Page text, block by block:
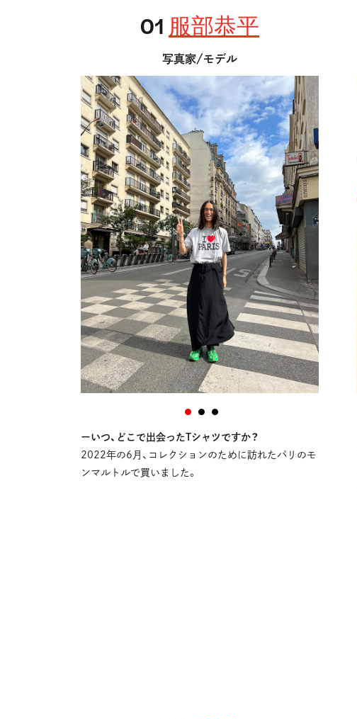
01 服部恭平
写真家/モデル
ーいつ、どこで出会ったTシャツですか？
2022年の6月、コレクションのために訪れたパリのモ
ンマルトルで買いました。